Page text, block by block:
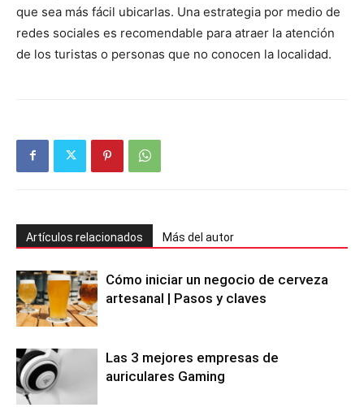
que sea más fácil ubicarlas. Una estrategia por medio de
redes sociales es recomendable para atraer la atención
de los turistas o personas que no conocen la localidad.
Artículos relacionados Más del autor
Cómo iniciar un negocio de cerveza
artesanal | Pasos y claves
Las 3 mejores empresas de
auriculares Gaming